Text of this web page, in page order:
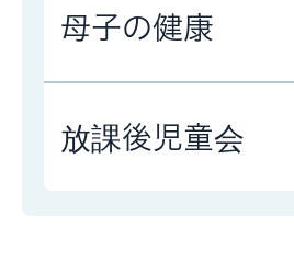
母子の健康
放課後児童会